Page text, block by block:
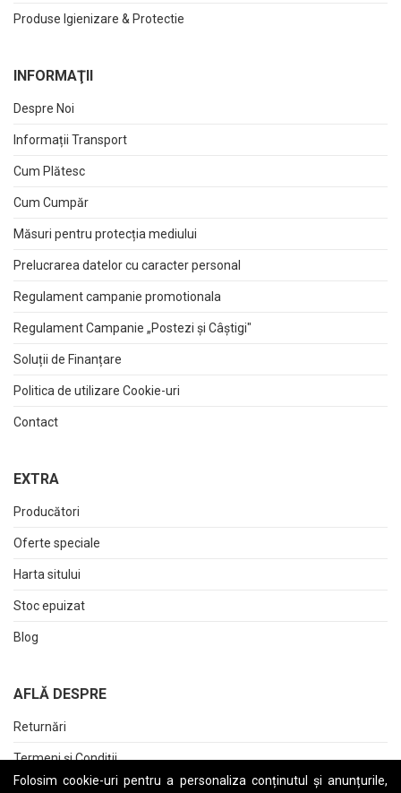
Folosim cookie-uri pentru a personaliza conținutul și anunțurile,
Produse Igienizare & Protectie
INFORMAŢII
Despre Noi
Informații Transport
Cum Plătesc
Cum Cumpăr
Măsuri pentru protecția mediului
Prelucrarea datelor cu caracter personal
Regulament campanie promotionala
Regulament Campanie „Postezi și Câștigi"
Soluții de Finanțare
Politica de utilizare Cookie-uri
Contact
EXTRA
Producători
Oferte speciale
Harta sitului
Stoc epuizat
Blog
AFLĂ DESPRE
Returnări
Termeni și Condiții
Raport date personale